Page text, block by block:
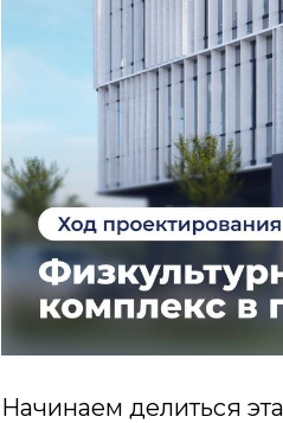
Начинаем делиться